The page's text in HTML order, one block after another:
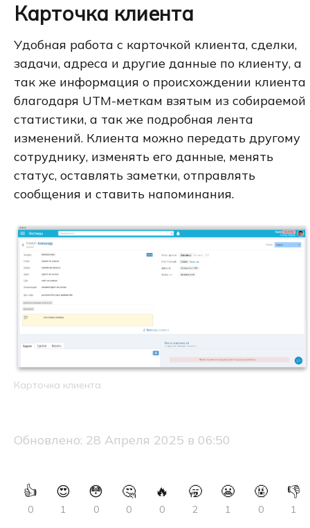
Карточка клиента
Удобная работа с карточкой клиента, сделки,
задачи, адреса и другие данные по клиенту, а
так же информация о происхождении клиента
благодаря UTM-меткам взятым из собираемой
статистики, а так же подробная лента
изменений. Клиента можно передать другому
сотруднику, изменять его данные, менять
статус, оставлять заметки, отправлять
сообщения и ставить напоминания.
Карточка клиента
Обновлено: 28 Апреля 2025 в 06:50
👍
0
😍
1
😳
0
🤔
0
🔥
0
🥱
2
😬
1
🤬
0
👎
1